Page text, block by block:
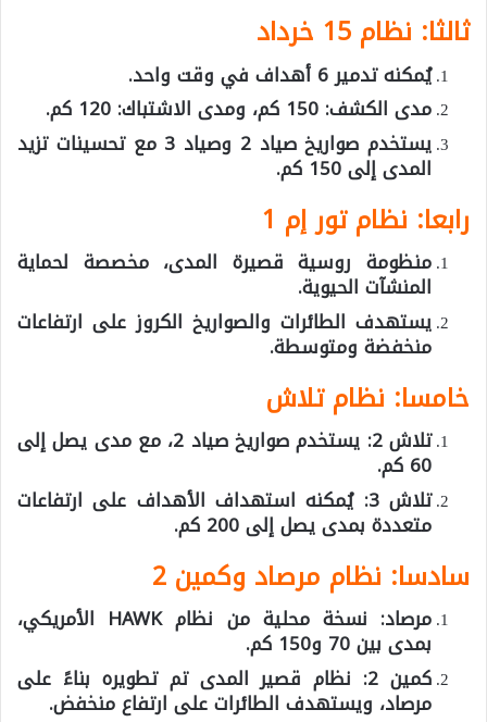
ثالثا: نظام 15 خرداد
يُمكنه تدمير 6 أهداف في وقت واحد.
مدى الكشف: 150 كم، ومدى الاشتباك: 120 كم.
يستخدم صواريخ صياد 2 وصياد 3 مع تحسينات تزيد
المدى إلى 150 كم.
رابعا: نظام تور إم 1
منظومة روسية قصيرة المدى، مخصصة لحماية
المنشآت الحيوية.
يستهدف الطائرات والصواريخ الكروز على ارتفاعات
منخفضة ومتوسطة.
خامسا: نظام تلاش
تلاش 2: يستخدم صواريخ صياد 2، مع مدى يصل إلى
60 كم.
تلاش 3: يُمكنه استهداف الأهداف على ارتفاعات
متعددة بمدى يصل إلى 200 كم.
سادسا: نظام مرصاد وكمين 2
مرصاد: نسخة محلية من نظام HAWK الأمريكي،
بمدى بين 70 و150 كم.
كمين 2: نظام قصير المدى تم تطويره بناءً على
مرصاد، ويستهدف الطائرات على ارتفاع منخفض.